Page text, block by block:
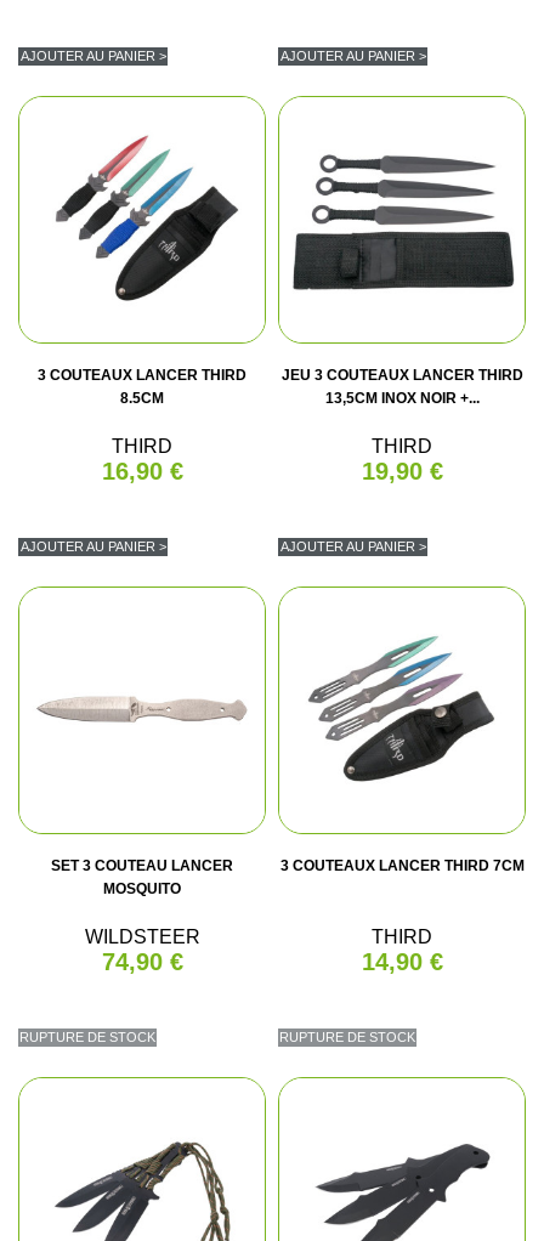
AJOUTER AU PANIER > AJOUTER AU PANIER >
3 COUTEAUX LANCER THIRD
8.5CM
THIRD
16,90 €
AJOUTER AU PANIER >
JEU 3 COUTEAUX LANCER THIRD
13,5CM INOX NOIR +...
THIRD
19,90 €
AJOUTER AU PANIER >
SET 3 COUTEAU LANCER
MOSQUITO
WILDSTEER
74,90 €
RUPTURE DE STOCK
3 COUTEAUX LANCER THIRD 7CM
THIRD
14,90 €
RUPTURE DE STOCK